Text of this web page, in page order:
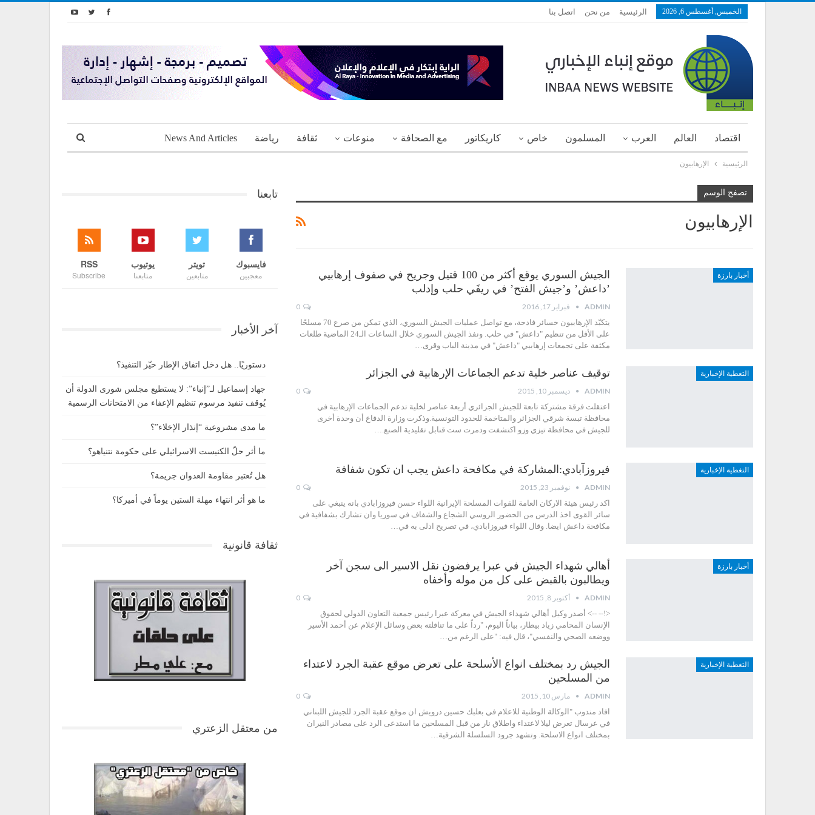
الخميس, أغسطس 6, 2026 الرئيسية من نحن اتصل بنا
اقتصاد العالم العرب المسلمون خاص كاريكاتور مع الصحافة منوعات ثقافة رياضة News And Articles
الرئيسية الإرهابيون
تصفح الوسم
الإرهابيون
أخبار بارزة
الجيش السوري يوقع أكثر من 100 قتيل وجريح في صفوف إرهابيي
’داعش’ و’جيش الفتح’ في ريفَي حلب وإدلب
ADMIN فبراير 17, 2016
يتكبّد الإرهابيون خسائر فادحة، مع تواصل عمليات الجيش السوري، الذي تمكن من صرع 70 مسلحًا
على الأقل من تنظيم "داعش" في حلب. ونفذ الجيش السوري خلال الساعات الـ24 الماضية طلعات
مكثفة على تجمعات إرهابيي "داعش" في مدينة الباب وقرى…
التغطية الإخبارية توقيف عناصر خلية تدعم الجماعات الإرهابية في الجزائر
ADMIN ديسمبر 10, 2015
اعتقلت فرقة مشتركة تابعة للجيش الجزائري أربعة عناصر لخلية تدعم الجماعات الإرهابية في
محافظة تبسة شرقي الجزائر والمتاخمة للحدود التونسية.وذكرت وزارة الدفاع أن وحدة أخرى
للجيش في محافظة تيزي وزو اكتشفت ودمرت ست قنابل تقليدية الصنع.…
التغطية الإخبارية فيروزآبادي:المشاركة في مكافحة داعش يجب ان تكون شفافة
ADMIN نوفمبر 23, 2015
اكد رئيس هيئة الاركان العامة للقوات المسلحة الإيرانية اللواء حسن فيروزابادي بانه ينبغي على
سائر القوى اخذ الدرس من الحضور الروسي الشجاع والشفاف في سوريا وان تشارك بشفافية في
مكافحة داعش ايضا. وقال اللواء فيروزابادي، في تصريح ادلى به في…
أخبار بارزة
أهالي شهداء الجيش في عبرا يرفضون نقل الاسير الى سجن آخر
ويطالبون بالقبض على كل من موله وأخفاه
ADMIN أكتوبر 8, 2015
<!-- --> أصدر وكيل أهالي شهداء الجيش في معركة عبرا رئيس جمعية التعاون الدولي لحقوق
الإنسان المحامي زياد بيطار، بياناً اليوم، "رداً على ما تناقلته بعض وسائل الإعلام عن أحمد الأسير
ووضعه الصحي والنفسي"، قال فيه: "على الرغم من…
التغطية الإخبارية
الجيش رد بمختلف انواع الأسلحة على تعرض موقع عقبة الجرد لاعتداء
من المسلحين
ADMIN مارس 10, 2015
افاد مندوب "الوكالة الوطنية للاعلام في بعلبك حسين درويش ان موقع عقبة الجرد للجيش اللبناني
في عرسال تعرض ليلا لاعتداء واطلاق نار من قبل المسلحين ما استدعى الرد على مصادر النيران
بمختلف انواع الاسلحة. وتشهد جرود السلسلة الشرقية…
تابعنا
فايسبوك
معجبين
تويتر
متابعين
يوتيوب
متابعنا
RSS
Subscribe
آخر الأخبار
دستوريًا.. هل دخل اتفاق الإطار حيّز التنفيذ؟
جهاد إسماعيل لـ”إنباء”: لا يستطيع مجلس شورى الدولة أن
يُوقف تنفيذ مرسوم تنظيم الإعفاء من الامتحانات الرسمية
ما مدى مشروعية “إنذار الإخلاء”؟
ما أثر حلّ الكنيست الاسرائيلي على حكومة نتنياهو؟
هل تُعتبر مقاومة العدوان جريمة؟
ما هو أثر انتهاء مهلة الستين يوماً في أميركا؟
ثقافة قانونية
من معتقل الزعتري